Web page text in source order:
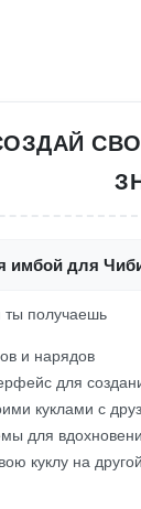
имбой для
ты получаешь
и нарядов
для
куклами с
для
куклу на